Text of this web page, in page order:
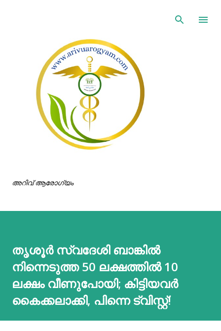
അറിവ് ആരോഗ്യം
തൃശൂർ സ്വദേശി ബാങ്കിൽ
നിന്നെടുത്ത 50 ലക്ഷത്തിൽ 10
ലക്ഷം വീണുപോയി; കിട്ടിയവർ
കൈക്കലാക്കി, പിന്നെ ട്വിസ്റ്റ്!